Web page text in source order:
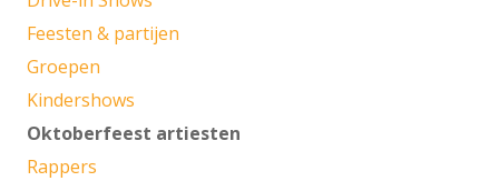
Feesten & partijen
Groepen
Kindershows
Oktoberfeest artiesten
Rappers